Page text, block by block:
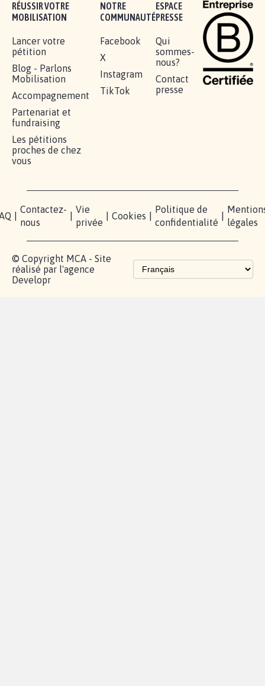
RÉUSSIR VOTRE
MOBILISATION
Lancer votre
pétition
Blog - Parlons
Mobilisation
Accompagnement
Partenariat et
fundraising
Les pétitions
proches de chez
vous
NOTRE
COMMUNAUTÉ
Facebook
X
Instagram
TikTok
ESPACE
PRESSE
Qui
sommes-
nous?
Contact
presse
Contactez-
nous
Vie
privée
Cookies
Politique de
confidentialité
légales
© Copyright MCA - Site
réalisé par l'agence
Developr